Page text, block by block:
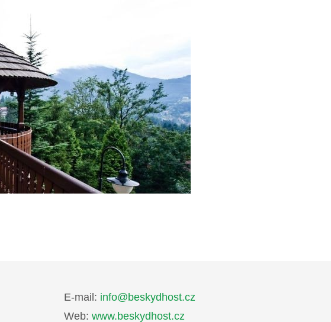
E-mail: info@beskydhost.cz
Web: www.beskydhost.cz